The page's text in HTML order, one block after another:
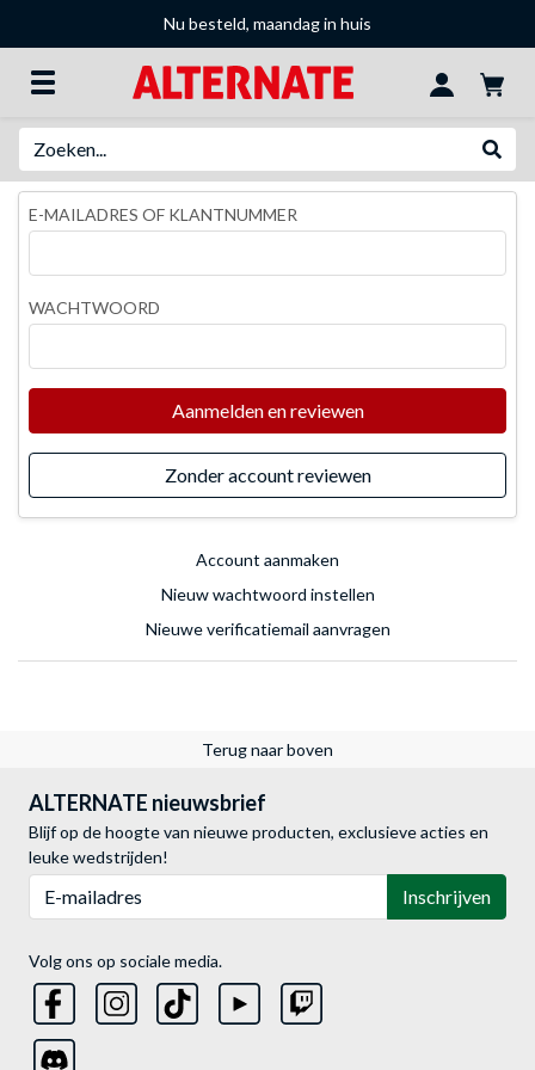
Nu besteld, maandag in huis
E-MAILADRES OF KLANTNUMMER
WACHTWOORD
Aanmelden en reviewen
Zonder account reviewen
Account aanmaken
Nieuw wachtwoord instellen
Nieuwe verificatiemail aanvragen
Terug naar boven
ALTERNATE nieuwsbrief
Blijf op de hoogte van nieuwe producten, exclusieve acties en
leuke wedstrijden!
Inschrijven
Volg ons op sociale media.